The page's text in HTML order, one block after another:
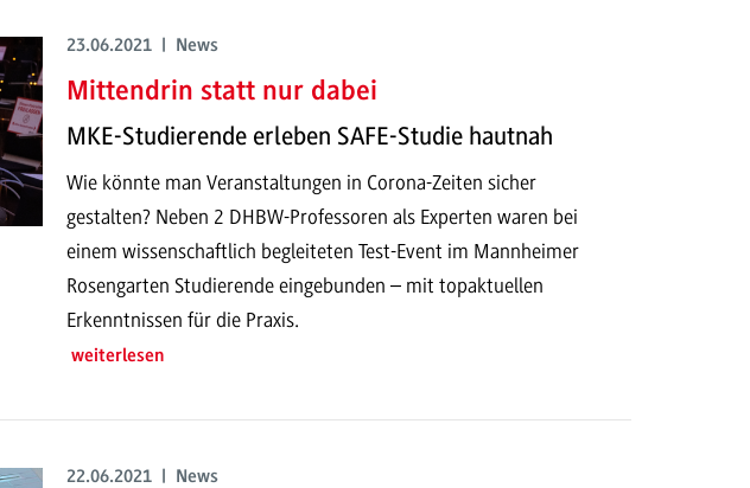
23.06.2021 | News
Mittendrin statt nur dabei
MKE-Studierende erleben SAFE-Studie hautnah
Wie könnte man Veranstaltungen in Corona-Zeiten sicher
gestalten? Neben 2 DHBW-Professoren als Experten waren bei
einem wissenschaftlich begleiteten Test-Event im Mannheimer
Rosengarten Studierende eingebunden – mit topaktuellen
Erkenntnissen für die Praxis.
weiterlesen
22.06.2021 | News